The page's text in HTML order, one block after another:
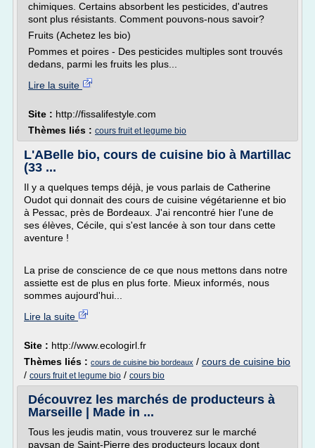
chimiques. Certains absorbent les pesticides, d'autres
sont plus résistants. Comment pouvons-nous savoir?
Fruits (Achetez les bio)
Pommes et poires - Des pesticides multiples sont trouvés
dedans, parmi les fruits les plus...
Lire la suite
Site : http://fissalifestyle.com
Thèmes liés : cours fruit et legume bio
L'ABelle bio, cours de cuisine bio à Martillac
(33 ...
Il y a quelques temps déjà, je vous parlais de Catherine
Oudot qui donnait des cours de cuisine végétarienne et bio
à Pessac, près de Bordeaux. J'ai rencontré hier l'une de
ses élèves, Cécile, qui s'est lancée à son tour dans cette
aventure !
La prise de conscience de ce que nous mettons dans notre
assiette est de plus en plus forte. Mieux informés, nous
sommes aujourd'hui...
Lire la suite
Site : http://www.ecologirl.fr
Thèmes liés : cours de cuisine bio bordeaux / cours de cuisine bio
/ cours fruit et legume bio / cours bio
Découvrez les marchés de producteurs à
Marseille | Made in ...
Tous les jeudis matin, vous trouverez sur le marché
paysan de Saint-Pierre des producteurs locaux dont